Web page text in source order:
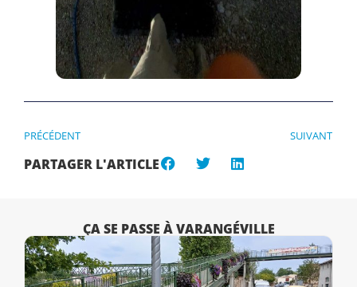
PRÉCÉDENT SUIVANT
PARTAGER L'ARTICLE
ÇA SE PASSE À VARANGÉVILLE